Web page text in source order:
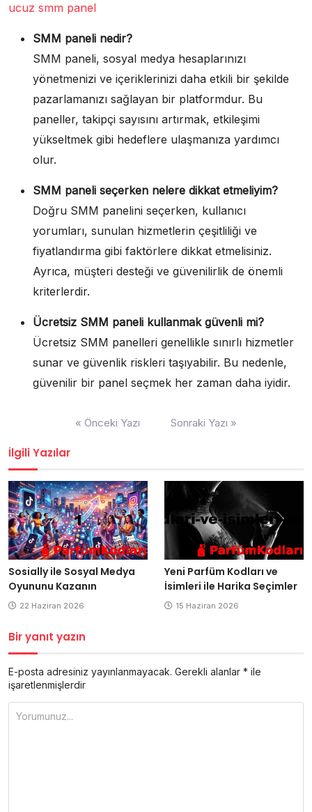
ucuz smm panel
SMM paneli nedir?
SMM paneli, sosyal medya hesaplarınızı
yönetmenizi ve içeriklerinizi daha etkili bir şekilde
pazarlamanızı sağlayan bir platformdur. Bu
paneller, takipçi sayısını artırmak, etkileşimi
yükseltmek gibi hedeflere ulaşmanıza yardımcı
olur.
SMM paneli seçerken nelere dikkat etmeliyim?
Doğru SMM panelini seçerken, kullanıcı
yorumları, sunulan hizmetlerin çeşitliliği ve
fiyatlandırma gibi faktörlere dikkat etmelisiniz.
Ayrıca, müşteri desteği ve güvenilirlik de önemli
kriterlerdir.
Ücretsiz SMM paneli kullanmak güvenli mi?
Ücretsiz SMM panelleri genellikle sınırlı hizmetler
sunar ve güvenlik riskleri taşıyabilir. Bu nedenle,
güvenilir bir panel seçmek her zaman daha iyidir.
« Önceki Yazı Sonraki Yazı »
İlgili Yazılar
Sosially ile Sosyal Medya
Oyununu Kazanın
22 Haziran 2026
Yeni Parfüm Kodları ve
İsimleri ile Harika Seçimler
15 Haziran 2026
Bir yanıt yazın
E-posta adresiniz yayınlanmayacak. Gerekli alanlar * ile
işaretlenmişlerdir